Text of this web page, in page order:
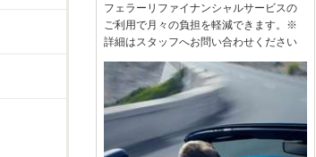
フェラーリファイナンシャルサービスの
ご利用で月々の負担を軽減できます。※
詳細はスタッフへお問い合わせください